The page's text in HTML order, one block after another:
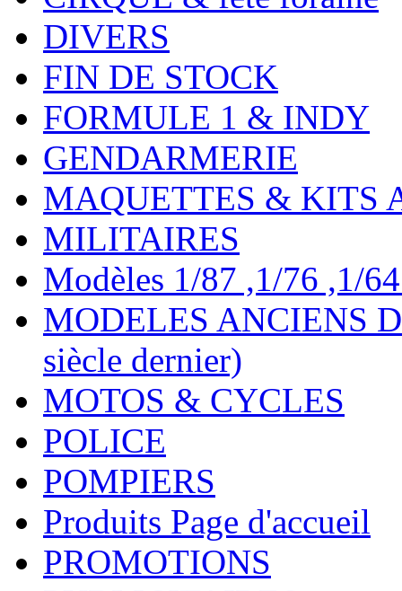
DIVERS
FIN DE STOCK
FORMULE 1 & INDY
GENDARMERIE
MAQUETTES & KITS
MILITAIRES
Modèles 1/87 ,1/76 ,1/
MODELES ANCIENS
siècle dernier)
MOTOS & CYCLES
POLICE
POMPIERS
Produits Page d'accueil
PROMOTIONS